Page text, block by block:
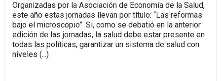
Organizadas por la Asociación de Economía de la Salud,
este año estas jornadas llevan por título: “Las reformas
bajo el microscopio”. Si, como se debatió en la anterior
edición de las jornadas, la salud debe estar presente en
todas las políticas, garantizar un sistema de salud con
niveles (...)